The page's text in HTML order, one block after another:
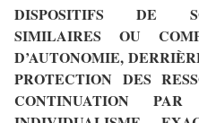
DISPOSITIFS DE
SIMILAIRES OU
D’AUTONOMIE,
PROTECTION DES
CONTINUATION PAR